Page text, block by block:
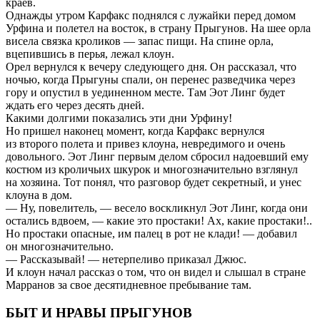
краев.
Однажды утром Карфакс поднялся с лужайки перед домом
Урфина и полетел на восток, в страну Прыгунов. На шее орла
висела связка кроликов — запас пищи. На спине орла,
вцепившись в перья, лежал клоун.
Орел вернулся к вечеру следующего дня. Он рассказал, что
ночью, когда Прыгуны спали, он перенес разведчика через
гору и опустил в уединенном месте. Там Эот Линг будет
ждать его через десять дней.
Какими долгими показались эти дни Урфину!
Но пришел наконец момент, когда Карфакс вернулся
из второго полета и привез клоуна, невредимого и очень
довольного. Эот Линг первым делом сбросил надоевший ему
костюм из кроличьих шкурок и многозначительно взглянул
на хозяина. Тот понял, что разговор будет секретный, и унес
клоуна в дом.
— Ну, повелитель, — весело воскликнул Эот Линг, когда они
остались вдвоем, — какие это простаки! Ах, какие простаки!..
Но простаки опасные, им палец в рот не клади! — добавил
он многозначительно.
— Рассказывай! — нетерпеливо приказал Джюс.
И клоун начал рассказ о том, что он видел и слышал в стране
Марранов за свое десятидневное пребывание там.
БЫТ И НРАВЫ ПРЫГУНОВ